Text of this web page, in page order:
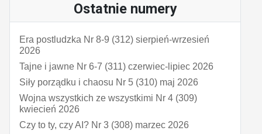
Ostatnie numery
Era postludzka Nr 8-9 (312) sierpień-wrzesień
2026
Tajne i jawne Nr 6-7 (311) czerwiec-lipiec 2026
Siły porządku i chaosu Nr 5 (310) maj 2026
Wojna wszystkich ze wszystkimi Nr 4 (309)
kwiecień 2026
Czy to ty, czy AI? Nr 3 (308) marzec 2026